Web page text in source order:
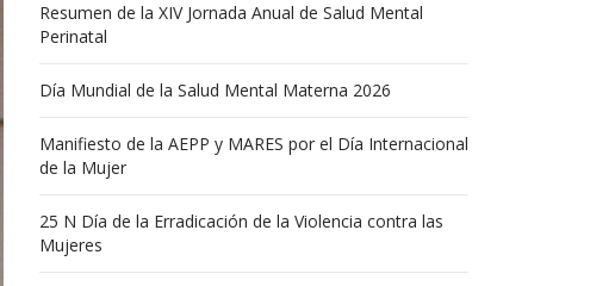
Resumen de la XIV Jornada Anual de Salud Mental
Perinatal
Día Mundial de la Salud Mental Materna 2026
Manifiesto de la AEPP y MARES por el Día Internacional
de la Mujer
25 N Día de la Erradicación de la Violencia contra las
Mujeres